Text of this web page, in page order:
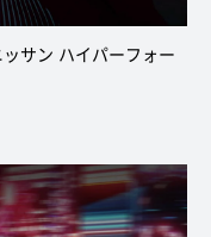
サン ハイパーフォー